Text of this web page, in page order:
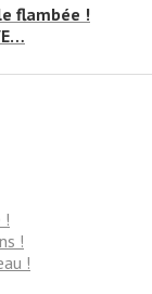
flambée !
!
!
!